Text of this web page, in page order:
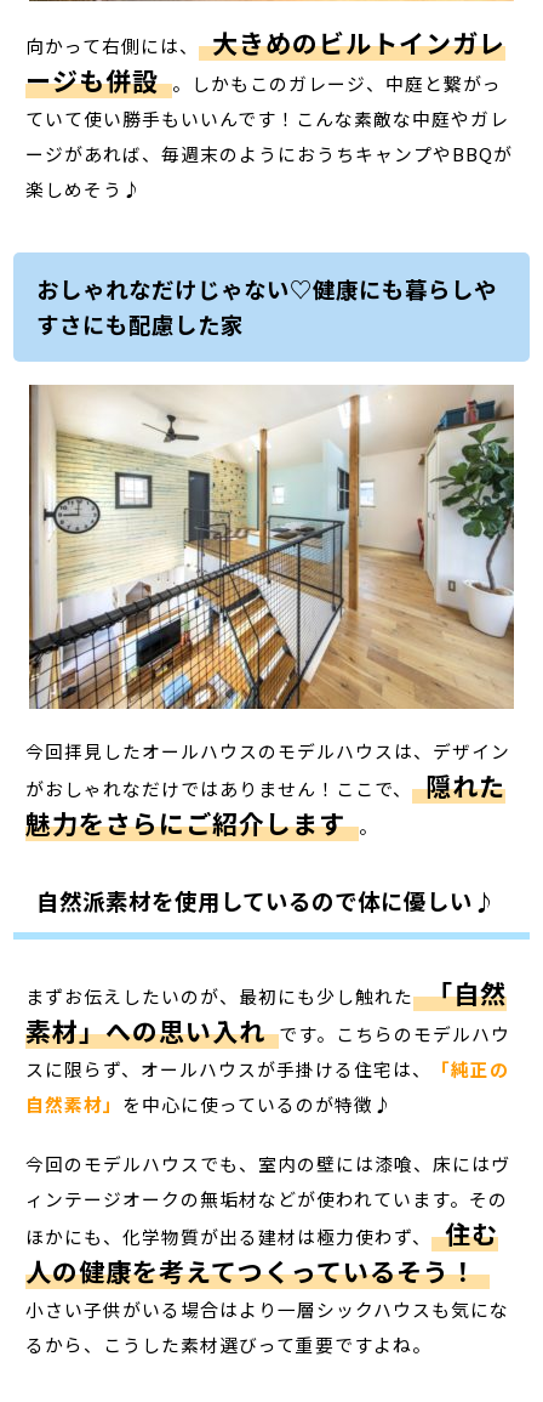
向かって右側には、 大きめのビルトインガレ
ージも併設 。しかもこのガレージ、中庭と繋がっ
ていて使い勝手もいいんです！こんな素敵な中庭やガレ
ージがあれば、毎週末のようにおうちキャンプやBBQが
楽しめそう♪
おしゃれなだけじゃない♡健康にも暮らしや
すさにも配慮した家
今回拝見したオールハウスのモデルハウスは、デザイン
がおしゃれなだけではありません！ここで、 隠れた
魅力をさらにご紹介します 。
自然派素材を使用しているので体に優しい♪
まずお伝えしたいのが、最初にも少し触れた 「自然
素材」への思い入れ です。こちらのモデルハウ
スに限らず、オールハウスが手掛ける住宅は、
「純正の
自然素材」 を中心に使っているのが特徴♪
今回のモデルハウスでも、室内の壁には漆喰、床にはヴ
ィンテージオークの無垢材などが使われています。その
ほかにも、化学物質が出る建材は極力使わず、 住む
人の健康を考えてつくっているそう！
小さい子供がいる場合はより一層シックハウスも気にな
るから、こうした素材選びって重要ですよね。